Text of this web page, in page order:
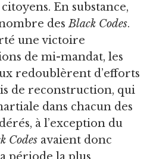
En substance,
desBlack Codes.
une victoire
de mi-mandat, les
redoublèrent d’efforts
de reconstruction, qui
dans chacun des
à l’exception du
Codes avaient donc